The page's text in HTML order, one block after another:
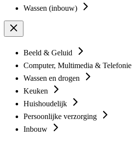
Wassen (inbouw)
Beeld & Geluid
Computer, Multimedia & Telefonie
Wassen en drogen
Keuken
Huishoudelijk
Persoonlijke verzorging
Inbouw